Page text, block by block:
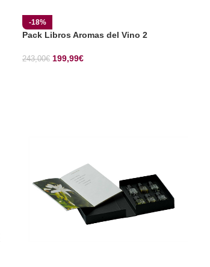
-18%
Pack Libros Aromas del Vino 2
243,00€ 199,99€